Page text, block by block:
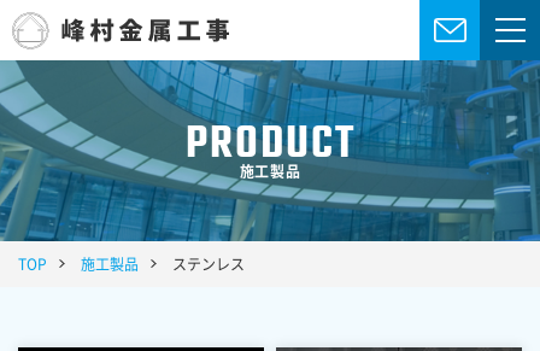
PRODUCT
施工製品
TOP 施工製品 ステンレス